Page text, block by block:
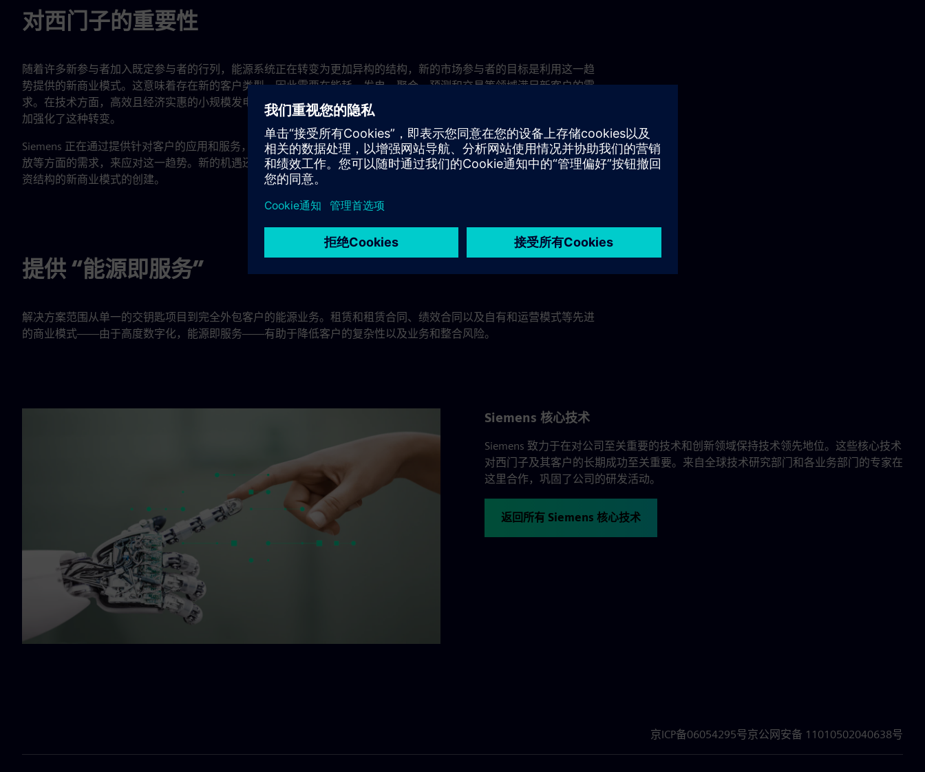
对西门子的重要性
随着许多新参与者加入既定参与者的行列，能源系统正在转变为更加异构的结构，新的市场参与者的目标是利用这一趋
势提供的新商业模式。这意味着存在新的客户类型，因此需要在能耗、发电、聚合、预测和交易等领域满足新客户的需
求。在技术方面，高效且经济实惠的小规模发电解决方案（包括可再生能源、热电联产（CHP）和存储解决方案）的增
加强化了这种转变。
Siemens 正在通过提供针对客户的应用和服务，满足客户对能源效率、降低电网费用、自主性、弹性、减少二氧化碳排
放等方面的需求，来应对这一趋势。新的机遇还使客户面临越来越多的技术复杂性和业务风险。这导致了不同于传统投
资结构的新商业模式的创建。
提供 “能源即服务”
解决方案范围从单一的交钥匙项目到完全外包客户的能源业务。租赁和租赁合同、绩效合同以及自有和运营模式等先进
的商业模式——由于高度数字化，能源即服务——有助于降低客户的复杂性以及业务和整合风险。
Siemens 核心技术
Siemens 致力于在对公司至关重要的技术和创新领域保持技术领先地位。这些核心技术
对西门子及其客户的长期成功至关重要。来自全球技术研究部门和各业务部门的专家在
这里合作，巩固了公司的研发活动。
返回所有 Siemens 核心技术
京ICP备06054295号京公网安备 11010502040638号